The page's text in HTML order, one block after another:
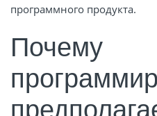
программного продукта.
Почему